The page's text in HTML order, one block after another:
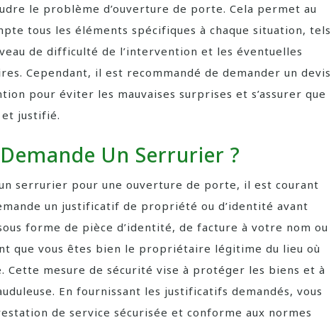
le problème d’ouverture de porte. Cela permet au
tous les éléments spécifiques à chaque situation, tels
de difficulté de l’intervention et les éventuelles
Cependant, il est recommandé de demander un devis
pour éviter les mauvaises surprises et s’assurer que
justifié.
Un Serrurier ?
serrurier pour une ouverture de porte, il est courant
un justificatif de propriété ou d’identité avant
forme de pièce d’identité, de facture à votre nom ou
que vous êtes bien le propriétaire légitime du lieu où
Cette mesure de sécurité vise à protéger les biens et à
En fournissant les justificatifs demandés, vous
de service sécurisée et conforme aux normes